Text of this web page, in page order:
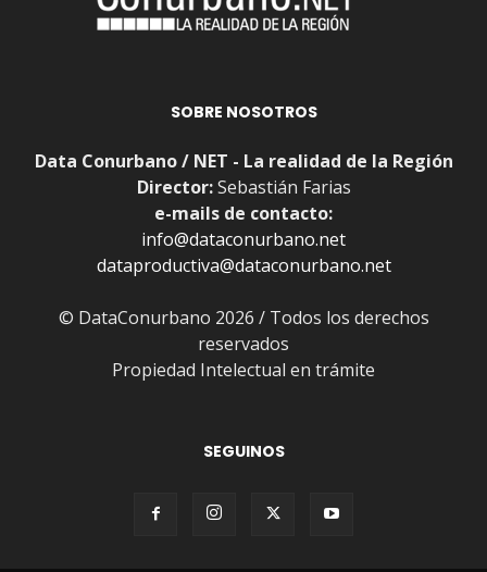
SOBRE NOSOTROS
Data Conurbano / NET - La realidad de la Región
Director:Sebastián Farias
e-mails de contacto:
info@dataconurbano.net
dataproductiva@dataconurbano.net
© DataConurbano 2026 / Todos los derechos
reservados
Propiedad Intelectual en trámite
SEGUINOS